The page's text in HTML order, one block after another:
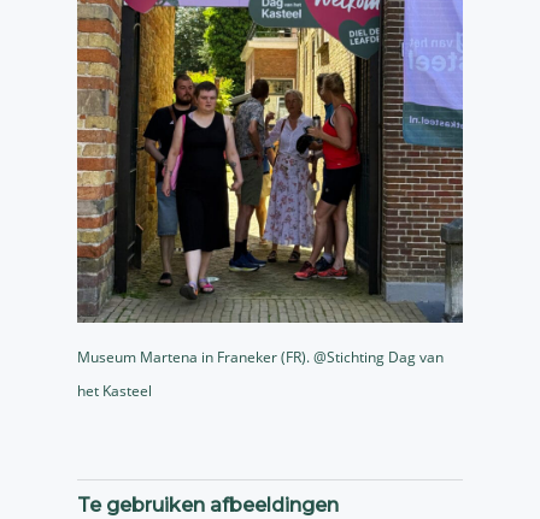
Museum Martena in Franeker (FR). @Stichting Dag van
het Kasteel
Te gebruiken afbeeldingen